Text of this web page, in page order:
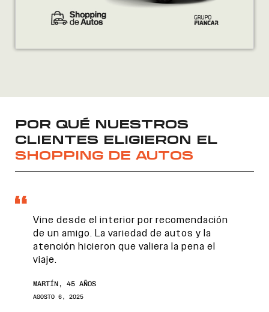
POR QUÉ NUESTROS
CLIENTES ELIGIERON EL
SHOPPING DE AUTOS
Vine desde el interior por recomendación
de un amigo. La variedad de autos y la
atención hicieron que valiera la pena el
viaje.
MARTÍN, 45 AÑOS
AGOSTO 6, 2025